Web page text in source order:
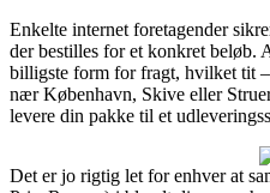
Enkelte internet foretagender
der bestilles for et konkret beløb.
billigste form for fragt, hvilket tit
nær København, Skive eller
levere din pakke til et
Det er jo rigtig let for enhver at